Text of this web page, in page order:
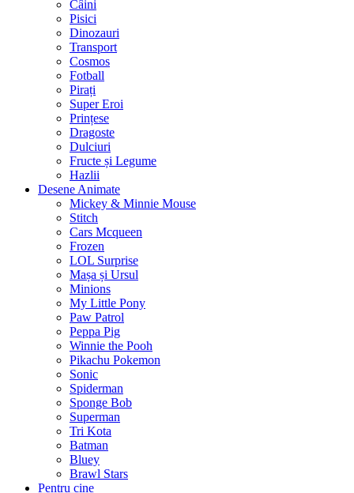
Câini
Pisici
Dinozauri
Transport
Cosmos
Fotball
Pirați
Super Eroi
Prințese
Dragoste
Dulciuri
Fructe și Legume
Hazlii
Desene Animate
Mickey & Minnie Mouse
Stitch
Cars Mcqueen
Frozen
LOL Surprise
Mașa și Ursul
Minions
My Little Pony
Paw Patrol
Peppa Pig
Winnie the Pooh
Pikachu Pokemon
Sonic
Spiderman
Sponge Bob
Superman
Tri Kota
Batman
Bluey
Brawl Stars
Pentru cine